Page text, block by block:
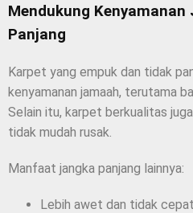
Mendukung
Panjang
Karpet yang empuk dan tidak
kenyamanan jamaah, terutama
Selain itu, karpet berkualitas
tidak mudah rusak.
Manfaat jangka panjang lainnya:
Lebih awet dan tidak